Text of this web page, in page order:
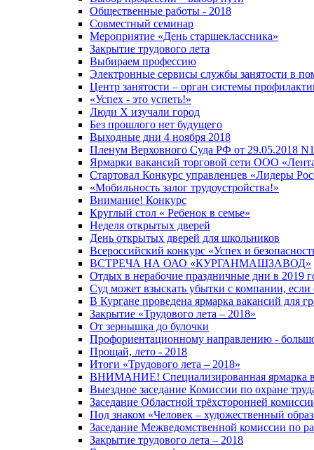
Общественные работы - 2018
Совместный семинар
Мероприятие «День старшеклассника»
Закрытие трудового лета
Выбираем профессию
Электронные сервисы службы занятости в
Центр занятости – орган системы
«Успех - это успеть!»
Люди X изучали город
Без прошлого нет будущего
Выходные дни 4 ноября 2018
Пленум Верховного Суда РФ от 29.05.2018
Ярмарки вакансий торговой сети ООО
Стартовал Конкурс управленцев «Лидеры
«Мобильность залог трудоустройства!»
Внимание! Конкурс
Круглый стол « Ребенок в семье»
Неделя открытых дверей
День открытых дверей для школьников
Всероссийский конкурс «Успех и
ВСТРЕЧА НА ОАО «КУРГАНМАШЗАВОД»
Отдых в нерабочие праздничные дни в 2019
Суд может взыскать убытки с компании, если
В Кургане проведена ярмарка вакансий для
Закрытие «Трудового лета – 2018»
От зернышка до булочки
Профориентационному направлению -
Прощай, лето - 2018
Итоги «Трудового лета – 2018»
ВНИМАНИЕ! Специализированная ярмарка
Выездное заседание Комиссии по охране
Заседание Областной трёхсторонней
Под знаком «Человек – художественный
Заседание Межведомственной комиссии по
Закрытие трудового лета – 2018